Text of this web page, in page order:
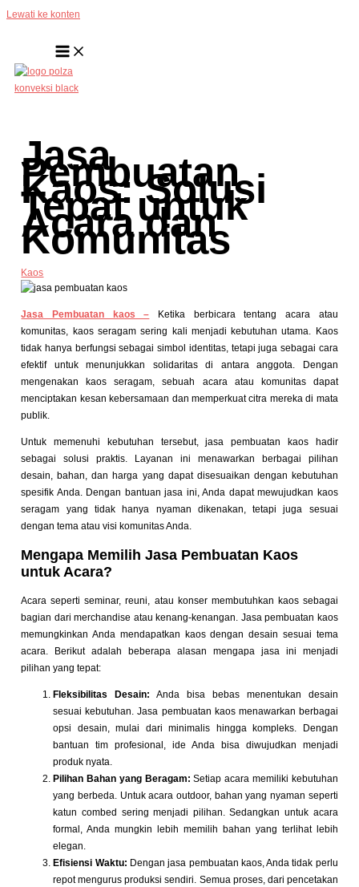
Lewati ke konten
Jasa
Pembuatan
Kaos: Solusi
Tepat untuk
Acara dan
Komunitas
Kaos
Jasa Pembuatan kaos – Ketika berbicara tentang acara atau
komunitas, kaos seragam sering kali menjadi kebutuhan utama. Kaos
tidak hanya berfungsi sebagai simbol identitas, tetapi juga sebagai cara
efektif untuk menunjukkan solidaritas di antara anggota. Dengan
mengenakan kaos seragam, sebuah acara atau komunitas dapat
menciptakan kesan kebersamaan dan memperkuat citra mereka di mata
publik.
Untuk memenuhi kebutuhan tersebut, jasa pembuatan kaos hadir
sebagai solusi praktis. Layanan ini menawarkan berbagai pilihan
desain, bahan, dan harga yang dapat disesuaikan dengan kebutuhan
spesifik Anda. Dengan bantuan jasa ini, Anda dapat mewujudkan kaos
seragam yang tidak hanya nyaman dikenakan, tetapi juga sesuai
dengan tema atau visi komunitas Anda.
Mengapa Memilih Jasa Pembuatan Kaos
untuk Acara?
Acara seperti seminar, reuni, atau konser membutuhkan kaos sebagai
bagian dari merchandise atau kenang-kenangan. Jasa pembuatan kaos
memungkinkan Anda mendapatkan kaos dengan desain sesuai tema
acara. Berikut adalah beberapa alasan mengapa jasa ini menjadi
pilihan yang tepat:
Fleksibilitas Desain: Anda bisa bebas menentukan desain
sesuai kebutuhan. Jasa pembuatan kaos menawarkan berbagai
opsi desain, mulai dari minimalis hingga kompleks. Dengan
bantuan tim profesional, ide Anda bisa diwujudkan menjadi
produk nyata.
Pilihan Bahan yang Beragam: Setiap acara memiliki kebutuhan
yang berbeda. Untuk acara outdoor, bahan yang nyaman seperti
katun combed sering menjadi pilihan. Sedangkan untuk acara
formal, Anda mungkin lebih memilih bahan yang terlihat lebih
elegan.
Efisiensi Waktu: Dengan jasa pembuatan kaos, Anda tidak perlu
repot mengurus produksi sendiri. Semua proses, dari pencetakan